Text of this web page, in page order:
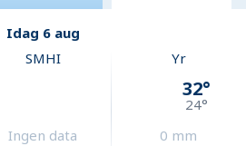
Idag 6 aug
SMHI
Ingen data
Yr
32°
24°
0 mm